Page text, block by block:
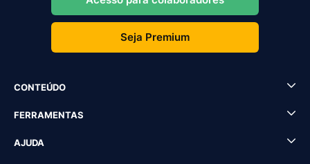
Seja Premium
CONTEÚDO
FERRAMENTAS
AJUDA